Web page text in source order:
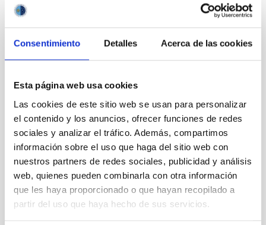
Consentimiento Detalles Acerca de las cookies
Esta página web usa cookies
Las cookies de este sitio web se usan para personalizar
el contenido y los anuncios, ofrecer funciones de redes
sociales y analizar el tráfico. Además, compartimos
información sobre el uso que haga del sitio web con
nuestros partners de redes sociales, publicidad y análisis
web, quienes pueden combinarla con otra información
que les haya proporcionado o que hayan recopilado a
partir del uso que haya hecho de sus servicios.
model of
the
Solar
Telescope
at the
Elder
of Las
Palmas